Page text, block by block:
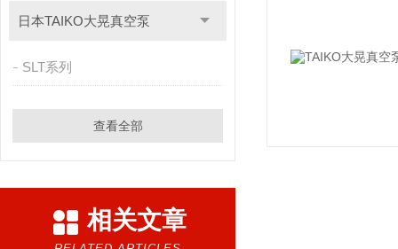
日本TAIKO大晃真空泵
SLT系列
查看全部
相关文章